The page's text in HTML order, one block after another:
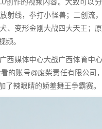
射线，拳打小怪兽；二创流
、变形金刚大战四大天王；
频。
西媒体中心大战广西体育中
的账号@废柴责任有限公司
辣眼睛的娇羞舞王争霸赛。